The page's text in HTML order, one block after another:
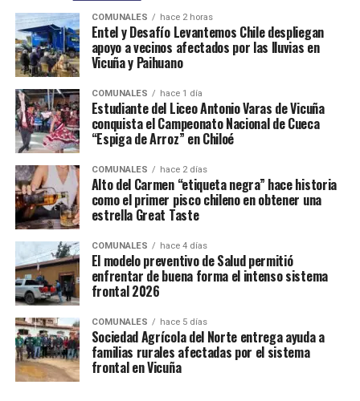
COMUNALES hace 2 horas
Entel y Desafío Levantemos Chile despliegan
apoyo a vecinos afectados por las lluvias en
Vicuña y Paihuano
COMUNALES hace 1 día
Estudiante del Liceo Antonio Varas de Vicuña
conquista el Campeonato Nacional de Cueca
“Espiga de Arroz” en Chiloé
COMUNALES hace 2 días
Alto del Carmen “etiqueta negra” hace historia
como el primer pisco chileno en obtener una
estrella Great Taste
COMUNALES hace 4 días
El modelo preventivo de Salud permitió
enfrentar de buena forma el intenso sistema
frontal 2026
COMUNALES hace 5 días
Sociedad Agrícola del Norte entrega ayuda a
familias rurales afectadas por el sistema
frontal en Vicuña